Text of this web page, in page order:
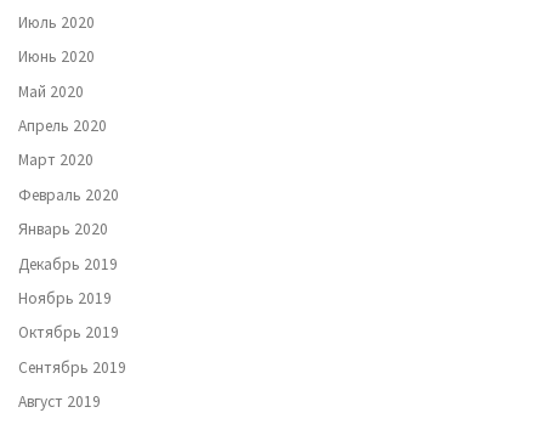
Июль 2020
Июнь 2020
Май 2020
Апрель 2020
Март 2020
Февраль 2020
Январь 2020
Декабрь 2019
Ноябрь 2019
Октябрь 2019
Сентябрь 2019
Август 2019